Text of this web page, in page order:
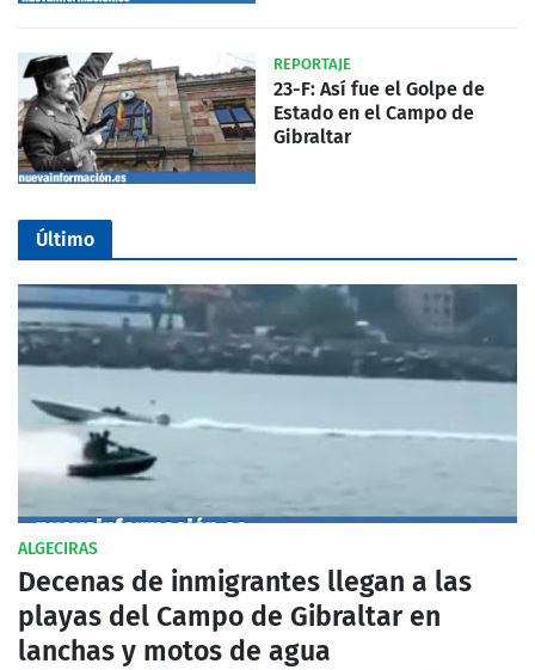
REPORTAJE
23-F: Así fue el Golpe de
Estado en el Campo de
Gibraltar
Último
ALGECIRAS
Decenas de inmigrantes llegan a las
playas del Campo de Gibraltar en
lanchas y motos de agua